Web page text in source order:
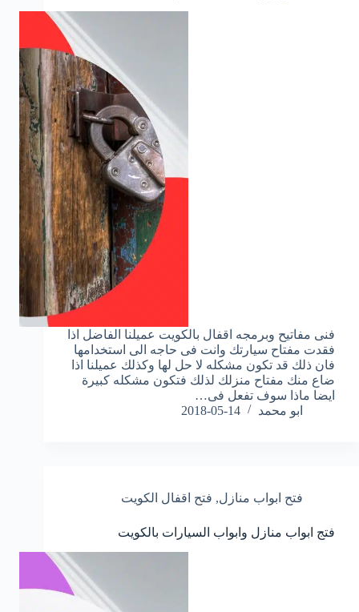
فنى مفاتيح وبرمجه اقفال بالكويت عميلنا الفاضل اذا
فقدت مفتاح سيارتك وانت فى حاجه الى استخدامها
فان ذلك قد تكون مشكله لا حل لها وكذلك عميلنا اذا
ضاع منك مفتاح منزلك لذلك فتكون مشكله كبيرة
ايضا ماذا سوف تفعل فى…
ابو محمد
2018-05-14
فتح ابواب منازل, فتح اقفال الكويت
فتج ابواب منازل وابواب السيارات بالكويت